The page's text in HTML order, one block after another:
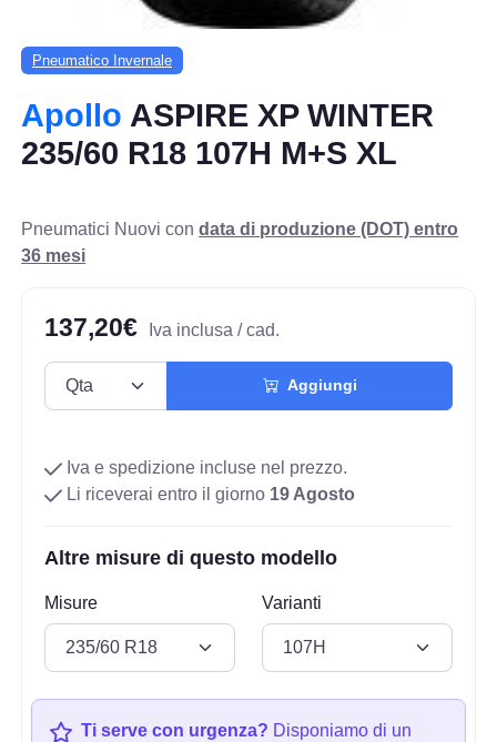
Pneumatico Invernale
Apollo ASPIRE XP WINTER
235/60 R18 107H M+S XL
Pneumatici Nuovi condata di produzione (DOT) entro
36 mesi
137,20€ Iva inclusa / cad.
Aggiungi
Iva e spedizione incluse nel prezzo.
Li riceverai entro il giorno 19 Agosto
Altre misure di questo modello
Misure Varianti
Ti serve con urgenza? Disponiamo di un